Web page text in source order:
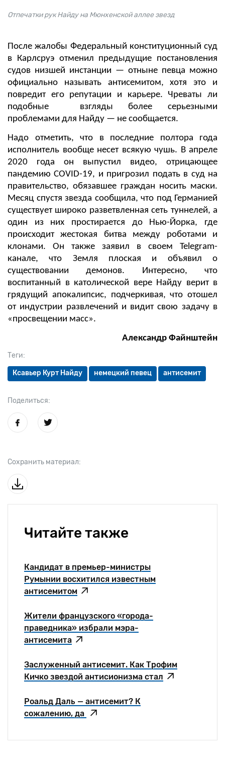
Теги:
Ксавьер Курт Найду немецкий певец антисемит
Поделиться:
Сохранить материал:
Отпечатки рук Найду на Мюнхенской аллее звезд
После жалобы Федеральный конституционный суд
в Карлсруэ отменил предыдущие постановления
судов низшей инстанции — отныне певца можно
официально называть антисемитом, хотя это и
повредит его репутации и карьере. Чреваты ли
подобные взгляды более серьезными
проблемами для Найду — не сообщается.
Надо отметить, что в последние полтора года
исполнитель вообще несет всякую чушь. В апреле
2020 года он выпустил видео, отрицающее
пандемию COVID-19, и пригрозил подать в суд на
правительство, обязавшее граждан носить маски.
Месяц спустя звезда сообщила, что под Германией
существует широко разветвленная сеть туннелей, а
один из них простирается до Нью-Йорка, где
происходит жестокая битва между роботами и
клонами. Он также заявил в своем Telegram-
канале, что Земля плоская и объявил о
существовании демонов. Интересно, что
воспитанный в католической вере Найду верит в
грядущий апокалипсис, подчеркивая, что отошел
от индустрии развлечений и видит свою задачу в
«просвещении масс».
Александр Файнштейн
Читайте также
Кандидат в премьер-министры
Румынии восхитился известным
антисемитом
Жители французского «города-
праведника» избрали мэра-
антисемита
Заслуженный антисемит. Как Трофим
Кичко звездой антисионизма стал
Роальд Даль — антисемит? К
сожалению, да